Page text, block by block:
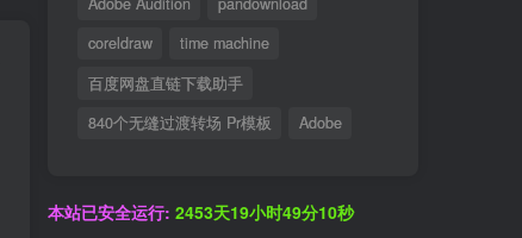
coreldraw
time machine
百度网盘直链下载助手
840个无缝过渡转场 Pr模板
Adobe
本站已安全运行: 2453天19小时49分10秒